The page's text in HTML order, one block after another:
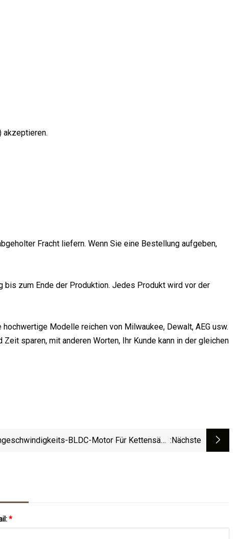
akzeptieren.
Fracht liefern. Wenn Sie eine Bestellung aufgeben,
bis zum Ende der Produktion. Jedes Produkt wird vor der
Modelle reichen von Milwaukee, Dewalt, AEG usw.
sparen, mit anderen Worten, Ihr Kunde kann in der gleichen
BLDC-Motor Für Kettensäge :nächste
*